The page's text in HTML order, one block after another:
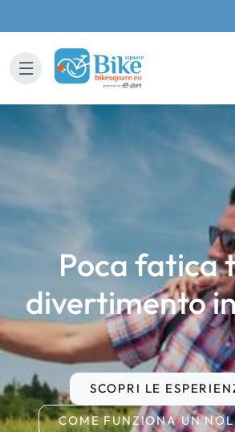
Poca fatica
divertimento
COME FUNZIONA UN
SCOPRI LE